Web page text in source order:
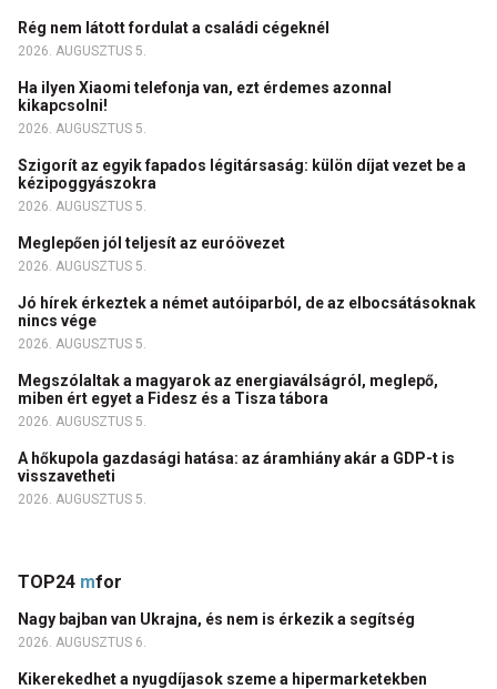
Rég nem látott fordulat a családi cégeknél
2026. AUGUSZTUS 5.
Ha ilyen Xiaomi telefonja van, ezt érdemes azonnal
kikapcsolni!
2026. AUGUSZTUS 5.
Szigorít az egyik fapados légitársaság: külön díjat vezet be a
kézipoggyászokra
2026. AUGUSZTUS 5.
Meglepően jól teljesít az euróövezet
2026. AUGUSZTUS 5.
Jó hírek érkeztek a német autóiparból, de az elbocsátásoknak
nincs vége
2026. AUGUSZTUS 5.
Megszólaltak a magyarok az energiaválságról, meglepő,
miben ért egyet a Fidesz és a Tisza tábora
2026. AUGUSZTUS 5.
A hőkupola gazdasági hatása: az áramhiány akár a GDP-t is
visszavetheti
2026. AUGUSZTUS 5.
TOP24 mfor
Nagy bajban van Ukrajna, és nem is érkezik a segítség
2026. AUGUSZTUS 6.
Kikerekedhet a nyugdíjasok szeme a hipermarketekben